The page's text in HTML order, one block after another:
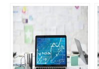
performance
evaluation?